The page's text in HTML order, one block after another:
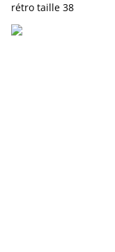
rétro taille 38